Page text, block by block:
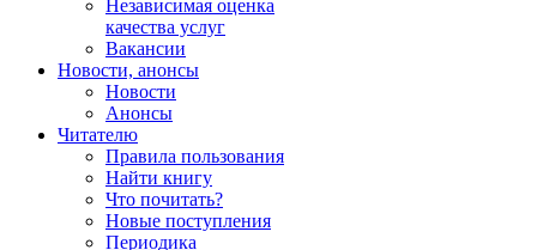
Независимая оценка
качества услуг
Вакансии
Новости, анонсы
Новости
Анонсы
Читателю
Правила пользования
Найти книгу
Что почитать?
Новые поступления
Периодика